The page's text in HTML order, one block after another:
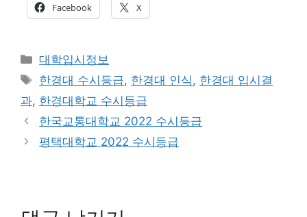
Facebook X
카
테
리
대학입시정보
태
그
한경대 수시등급, 한경대 인식 , 한경대 입시결
과, 한경대학교 수시등급
한국교통대학교 2022 수시등급
평택대학교 2022 수시등급